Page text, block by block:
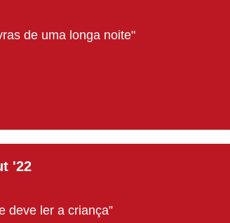
de uma longa noite"
'22
deve ler a criança”